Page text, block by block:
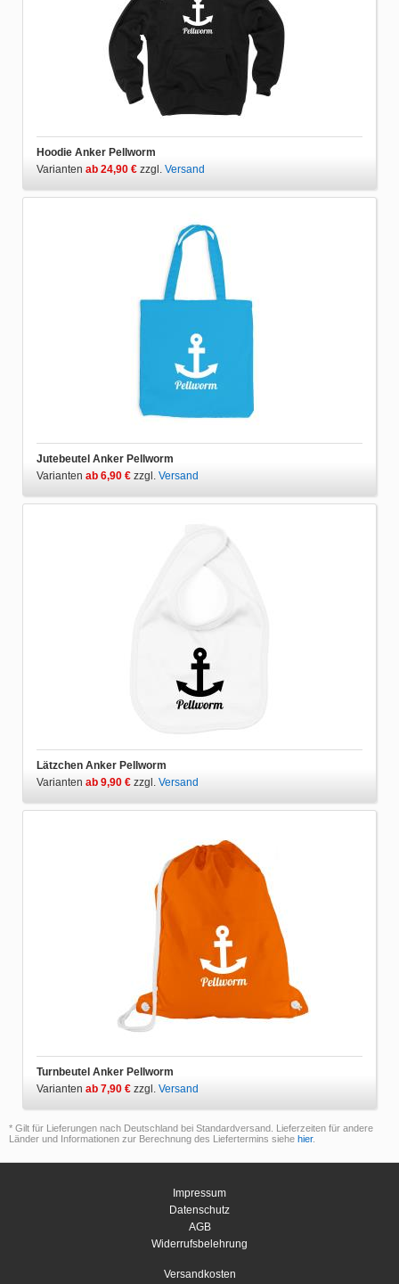
Hoodie Anker Pellworm
Varianten ab 24,90 € zzgl. Versand
Jutebeutel Anker Pellworm
Varianten ab 6,90 € zzgl. Versand
Lätzchen Anker Pellworm
Varianten ab 9,90 € zzgl. Versand
Turnbeutel Anker Pellworm
Varianten ab 7,90 € zzgl. Versand
* Gilt für Lieferungen nach Deutschland bei Standardversand. Lieferzeiten für andere
Länder und Informationen zur Berechnung des Liefertermins siehe hier.
Impressum
Datenschutz
AGB
Widerrufsbelehrung
Versandkosten